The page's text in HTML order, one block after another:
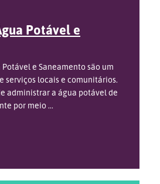
Potável e
e Saneamento são um
serviços locais e comunitários.
administrar a água potável de
por meio ...